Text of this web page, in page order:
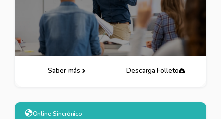
Saber más Descarga Folleto
Online Sincrónico